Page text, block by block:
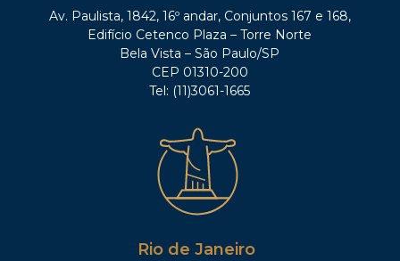
Av. Paulista, 1842, 16º andar, Conjuntos 167 e 168,
Edifício Cetenco Plaza – Torre Norte
Bela Vista – São Paulo/SP
CEP 01310-200
Tel: (11)3061-1665
Rio de Janeiro